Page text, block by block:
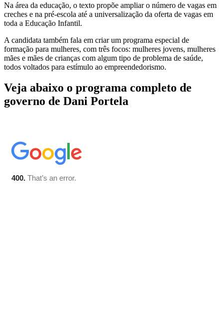
Na área da educação, o texto propõe ampliar o número de vagas em
creches e na pré-escola até a universalização da oferta de vagas em
toda a Educação Infantil.
A candidata também fala em criar um programa especial de
formação para mulheres, com três focos: mulheres jovens, mulheres
mães e mães de crianças com algum tipo de problema de saúde,
todos voltados para estímulo ao empreendedorismo.
Veja abaixo o programa completo de
governo de Dani Portela